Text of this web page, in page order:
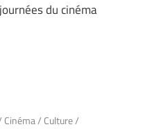
du cinéma
Cinéma/ Culture/